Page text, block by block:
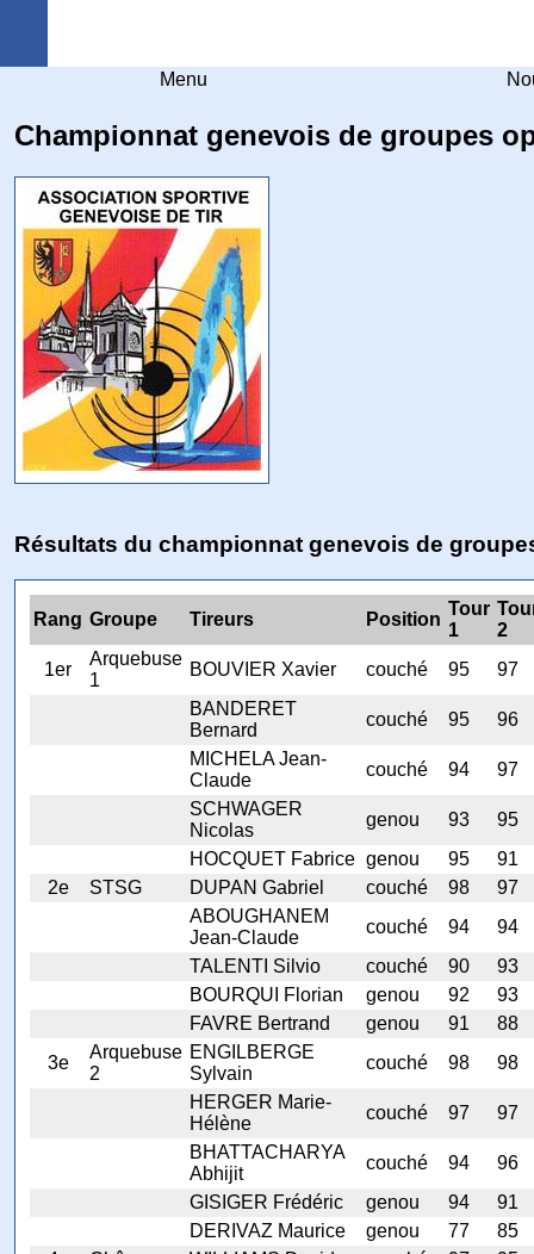
Menu
Championnat genevois de groupes
Résultats du championnat genevois de
Rang Groupe Tireurs Position
Tour
1
2
1er
Arquebuse
1
BOUVIER Xavier couché 95
97
BANDERET
Bernard
couché 95
96
MICHELA Jean-
Claude
couché 94
97
SCHWAGER
Nicolas
genou 93
95
HOCQUET Fabrice genou 95
91
2e
STSG DUPAN Gabriel couché 98
97
ABOUGHANEM
Jean-Claude
couché 94
94
TALENTI Silvio
couché 90
93
BOURQUI Florian
genou 92
93
FAVRE Bertrand
genou 91
88
3e
Arquebuse
2
ENGILBERGE
Sylvain
couché 98
98
HERGER Marie-
Hélène
couché 97
97
BHATTACHARYA
Abhijit
couché 94
96
GISIGER Frédéric
genou 94
91
DERIVAZ Maurice
genou 77
85